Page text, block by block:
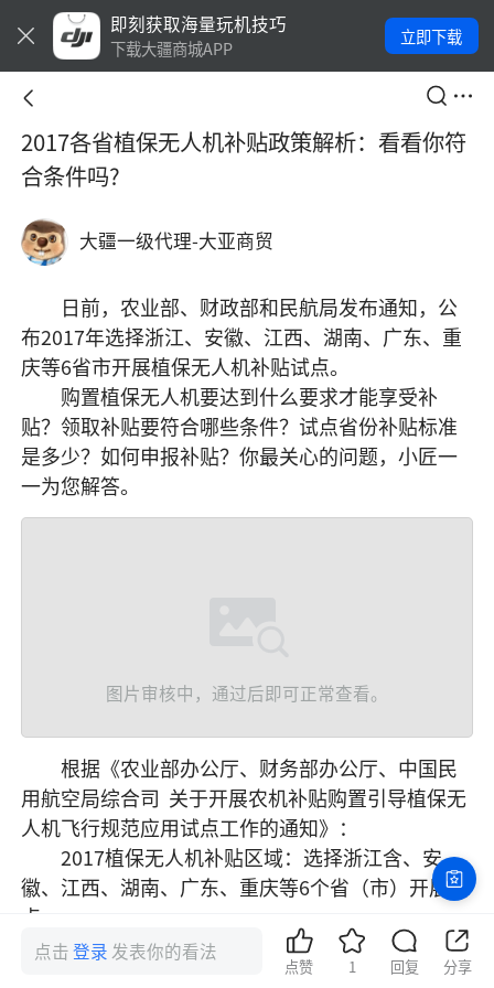
即刻获取海量玩机技巧
下载大疆商城APP
立即下载
2017各省植保无人机补贴政策解析：看看你符
合条件吗?
大疆一级代理-大亚商贸
日前，农业部、财政部和民航局发布通知，公
布2017年选择浙江、安徽、江西、湖南、广东、重
庆等6省市开展植保无人机补贴试点。
购置植保无人机要达到什么要求才能享受补
贴？领取补贴要符合哪些条件？试点省份补贴标准
是多少？如何申报补贴？你最关心的问题，小匠一
一为您解答。
图片审核中，通过后即可正常查看。
根据《农业部办公厅、财务部办公厅、中国民
用航空局综合司  关于开展农机补贴购置引导植保无
人机飞行规范应用试点工作的通知》：
2017植保无人机补贴区域：选择浙江含、安
徽、江西、湖南、广东、重庆等6个省（市）开展试
点。
试点产品生产企业条件：建立有智能化管控凭
条，能够对其产品的作业飞行实行远程实时监测、
点击登录 发表你的看法
点赞 1 回复 分享